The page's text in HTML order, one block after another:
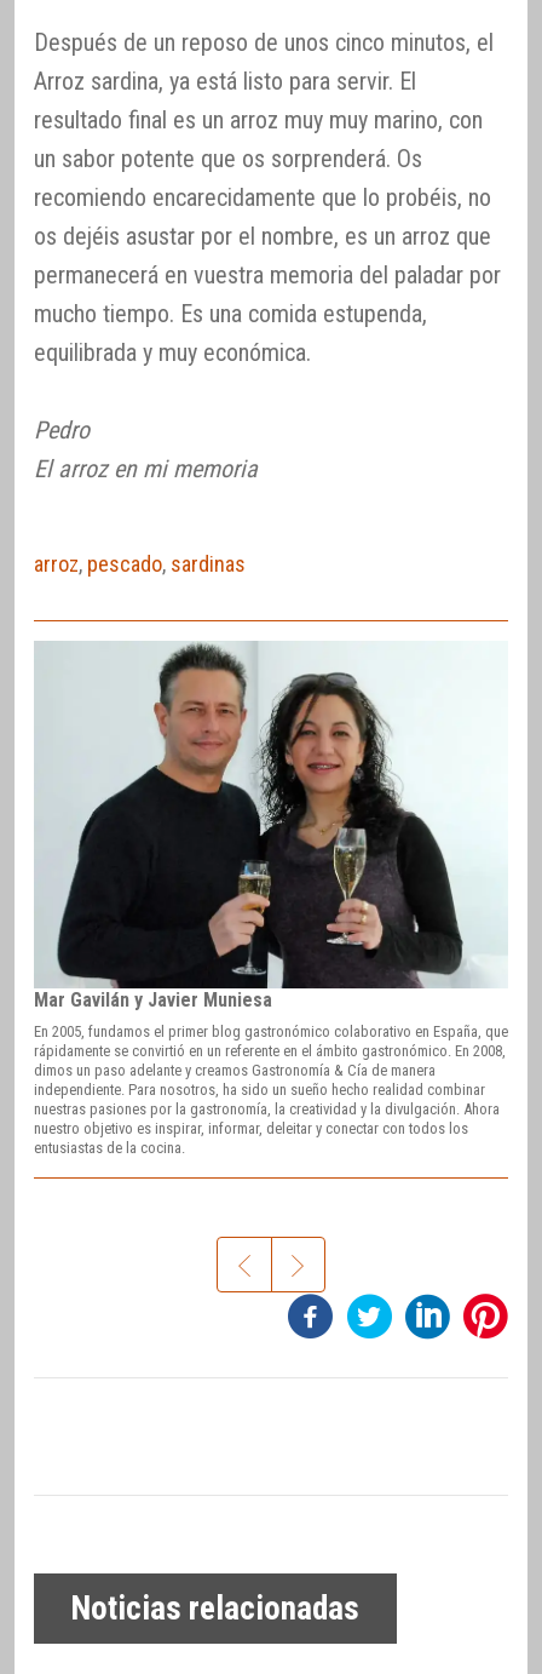
Después de un reposo de unos cinco minutos, el
Arroz sardina, ya está listo para servir. El
resultado final es un arroz muy muy marino, con
un sabor potente que os sorprenderá. Os
recomiendo encarecidamente que lo probéis, no
os dejéis asustar por el nombre, es un arroz que
permanecerá en vuestra memoria del paladar por
mucho tiempo. Es una comida estupenda,
equilibrada y muy económica.
Pedro
El arroz en mi memoria
arroz, pescado, sardinas
Mar Gavilán y Javier Muniesa
En 2005, fundamos el primer blog gastronómico colaborativo en España, que
rápidamente se convirtió en un referente en el ámbito gastronómico. En 2008,
dimos un paso adelante y creamos Gastronomía & Cía de manera
independiente. Para nosotros, ha sido un sueño hecho realidad combinar
nuestras pasiones por la gastronomía, la creatividad y la divulgación. Ahora
nuestro objetivo es inspirar, informar, deleitar y conectar con todos los
entusiastas de la cocina.
Noticias relacionadas